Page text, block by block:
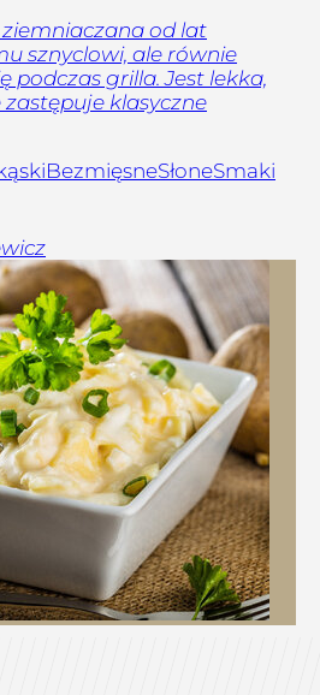
ziemniaczana od lat
sznyclowi, ale równie
podczas grilla. Jest lekka,
klasyczne
BezmięsneSłoneSmaki